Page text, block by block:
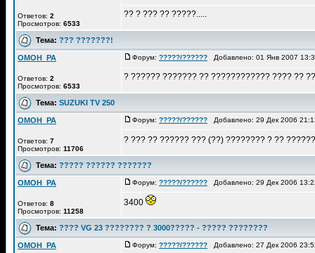
Ответов: 2
Просмотров: 6533
?? ? ??? ?? ?????.....
Тема: ??? ???????!
OMOH_PA
Ответов: 2
Просмотров: 6533
Форум: ?????/?????? Добавлено: 01 Янв 2007
? ?????? ??????? ?? ???????????? ???? ??
Тема: SUZUKI TV 250
OMOH_PA
Ответов: 7
Просмотров: 11706
Форум: ?????/?????? Добавлено: 29 Дек 2006
? ??? ?? ?????? ??? (??) ???????? ? ??
Тема: ????? ?????? ???????
OMOH_PA
Ответов: 8
Просмотров: 11258
Форум: ?????/?????? Добавлено: 29 Дек 2006
3400
Тема: ???? VG 23 ???????? ? 3000????? - ????? ????????
OMOH_PA Форум: ?????/?????? Добавлено: 27 Дек 2006